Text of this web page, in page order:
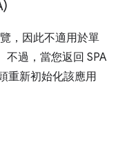
，因此不適用於單
不過，當您返回 SPA
重新初始化該應用